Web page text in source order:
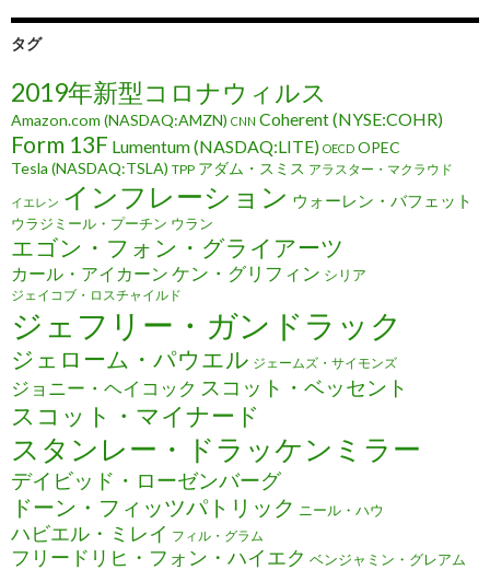
タグ
2019年新型コロナウィルス
Amazon.com (NASDAQ:AMZN) CNN Coherent (NYSE:COHR)
Form 13F Lumentum (NASDAQ:LITE) OECD OPEC
Tesla (NASDAQ:TSLA) TPP アダム・スミス アラスター・マクラウド
イエレン インフレーション ウォーレン・バフェット
ウラジミール・プーチン ウラン
エゴン・フォン・グライアーツ
カール・アイカーン ケン・グリフィン シリア
ジェイコブ・ロスチャイルド
ジェフリー・ガンドラック
ジェローム・パウエル ジェームズ・サイモンズ
ジョニー・ヘイコック スコット・ベッセント
スコット・マイナード
スタンレー・ドラッケンミラー
デイビッド・ローゼンバーグ
ドーン・フィッツパトリック ニール・ハウ
ハビエル・ミレイ フィル・グラム
フリードリヒ・フォン・ハイエク ベンジャミン・グレアム